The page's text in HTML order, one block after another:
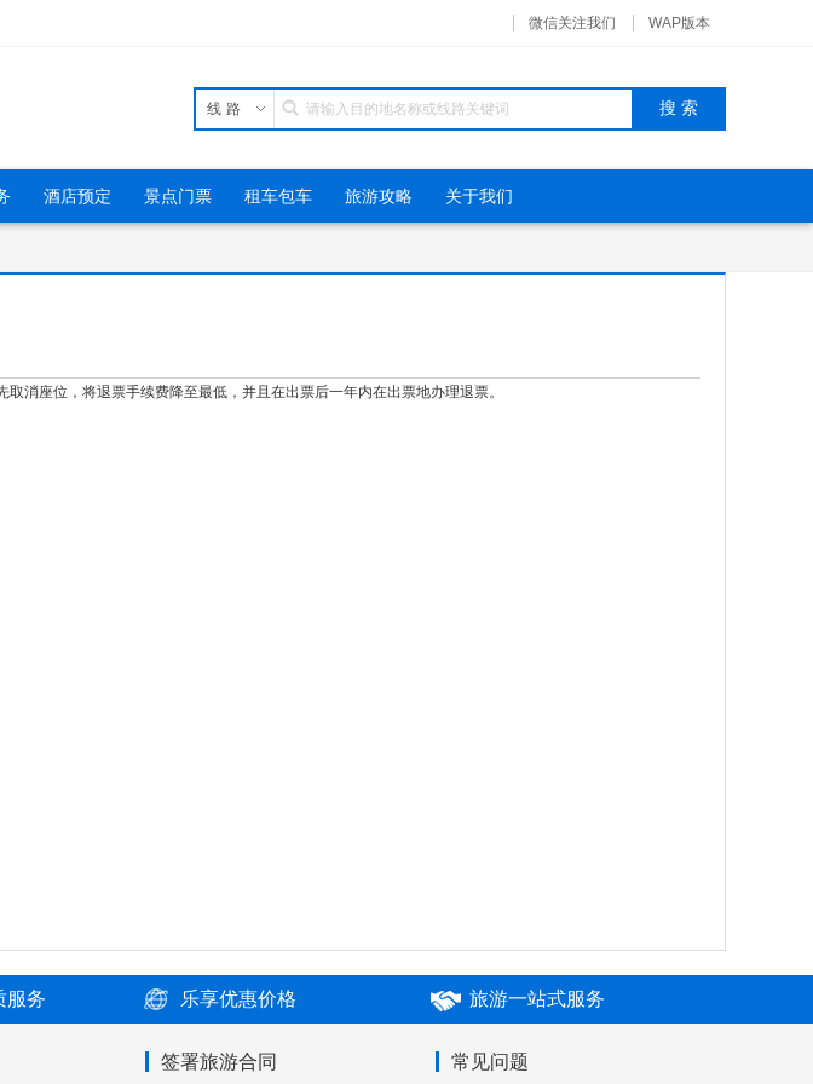
微信关注我们 WAP版本
线路
酒店预定 景点门票 租车包车 旅游攻略 关于我们
消座位，将退票手续费降至最低，并且在出票后一年内在出票地办理退票。
服务 乐享优惠价格 旅游一站式服务
签署旅游合同 常见问题